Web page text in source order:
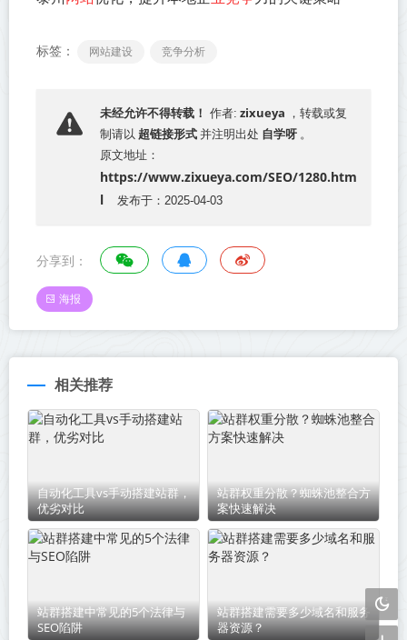
标签： 网站建设 竞争分析
未经允许不得转载！ 作者: zixueya ，转载或复
制请以 超链接形式 并注明出处 自学呀 。
原文地址：
https://www.zixueya.com/SEO/1280.htm
l
发布于：2025-04-03
分享到：
海报
相关推荐
自动化工具vs手动搭建站群，
优劣对比
站群权重分散？蜘蛛池整合方
案快速解决
站群搭建中常见的5个法律与
SEO陷阱
站群搭建需要多少域名和服务
器资源？